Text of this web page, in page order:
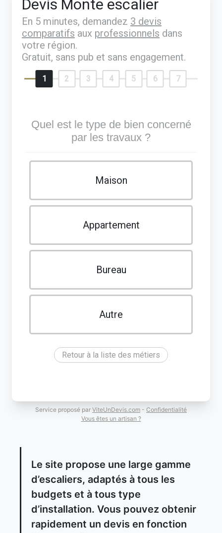
Devis Monte escalier
En 5 minutes, demandez 3 devis
comparatifs aux professionnels dans
votre région.
Gratuit, sans pub et sans engagement.
1 2 3 4 5 6 7
Quel est le type de bien concerné
par les travaux ?
Maison
Appartement
Bureau
Autre
Retour à la liste des métiers
Service proposé par ViteUnDevis.com - Confidentialité
Vous êtes un artisan ?
Le site propose une large gamme
d’escaliers, adaptés à tous les
budgets et à tous type
d’installation. Vous pouvez obtenir
rapidement un devis en fonction